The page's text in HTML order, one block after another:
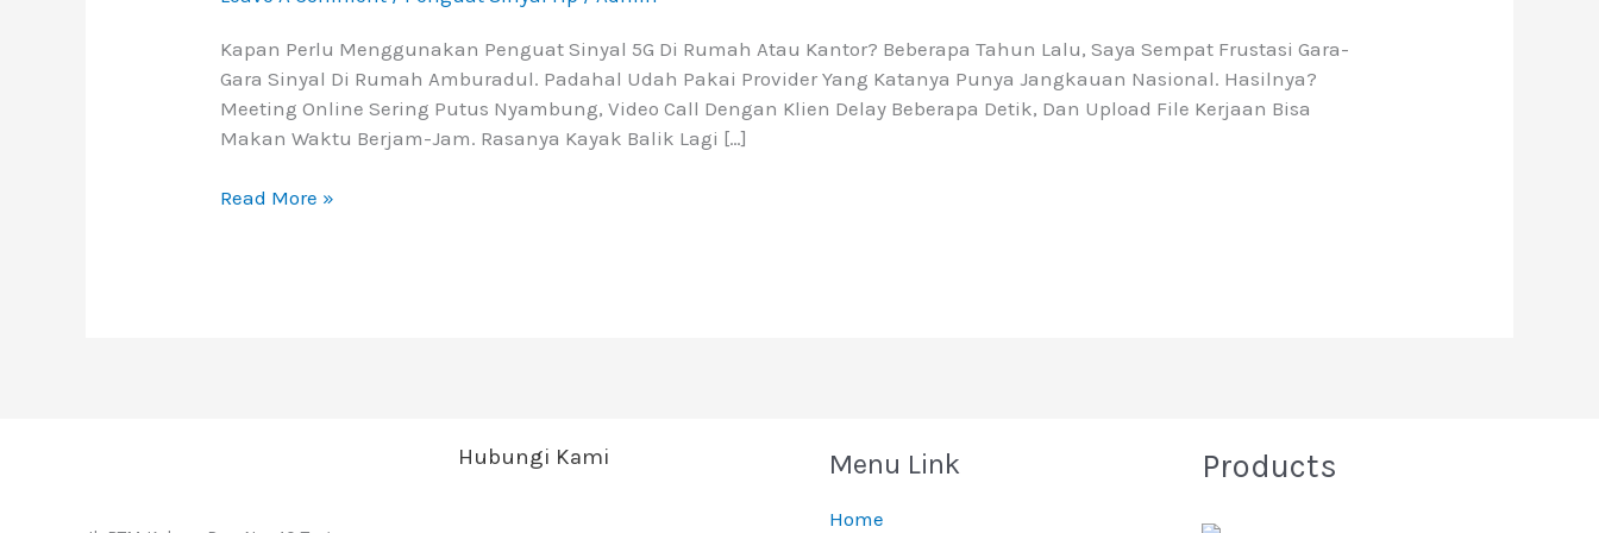
Kapan Perlu Menggunakan Penguat Sinyal 5G Di Rumah Atau Kantor? Beberapa Tahun Lalu, Saya Sempat Frustasi Gara-
Gara Sinyal Di Rumah Amburadul. Padahal Udah Pakai Provider Yang Katanya Punya Jangkauan Nasional. Hasilnya?
Meeting Online Sering Putus Nyambung, Video Call Dengan Klien Delay Beberapa Detik, Dan Upload File Kerjaan Bisa
Makan Waktu Berjam-Jam. Rasanya Kayak Balik Lagi […]
Read More »
Hubungi Kami Menu Link
Home
Products